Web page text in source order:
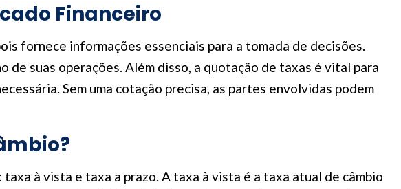
Financeiro
fornece informações essenciais para a tomada de decisões.
suas operações. Além disso, a quotação de taxas é vital para
Sem uma cotação precisa, as partes envolvidas podem
à vista e taxa a prazo. A taxa à vista é a taxa atual de câmbio